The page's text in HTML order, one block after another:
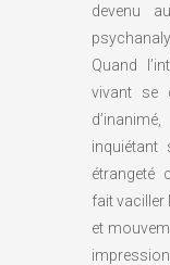
devenu
Quand
vivant se
inquiétant
étrangeté
fait vaciller
et